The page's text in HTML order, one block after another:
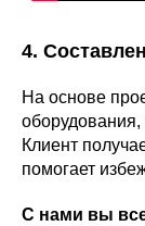
4.
На основе
Клиент
помогает
С нами вы